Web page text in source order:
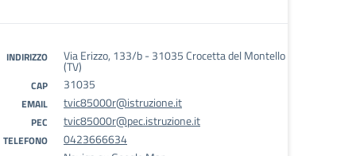
INDIRIZZO Via Erizzo, 133/b - 31035 Crocetta del Montello
(TV)
CAP 31035
EMAIL tvic85000r@istruzione.it
PEC tvic85000r@pec.istruzione.it
TELEFONO
0423666634